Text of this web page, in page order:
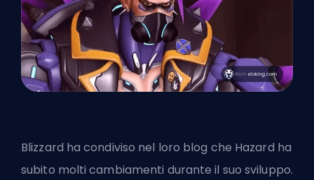
Blizzard ha condiviso nel loro blog che Hazard ha
subito molti cambiamenti durante il suo sviluppo.